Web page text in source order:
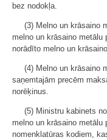
bez nodokļa.
(3) Melno un krāsaino
melno un krāsaino metālu
norādīto melno un
(4) Melno un krāsaino
saņemtajām precēm
norēķinus.
(5) Ministru kabinets
melno un krāsaino
nomenklatūras kodiem,